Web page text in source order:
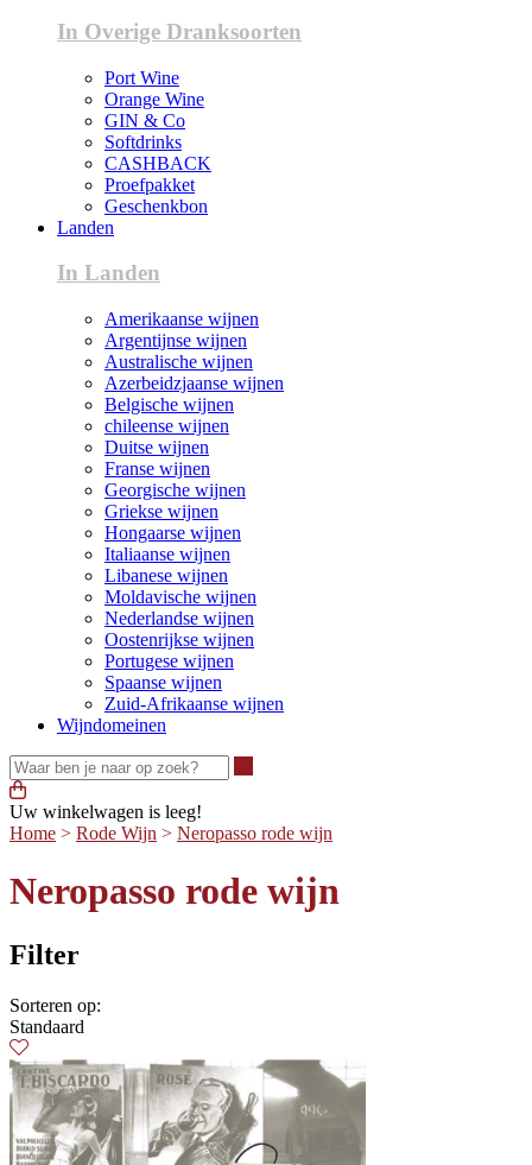
In Overige Dranksoorten
Port Wine
Orange Wine
GIN & Co
Softdrinks
CASHBACK
Proefpakket
Geschenkbon
Landen
In Landen
Amerikaanse wijnen
Argentijnse wijnen
Australische wijnen
Azerbeidzjaanse wijnen
Belgische wijnen
chileense wijnen
Duitse wijnen
Franse wijnen
Georgische wijnen
Griekse wijnen
Hongaarse wijnen
Italiaanse wijnen
Libanese wijnen
Moldavische wijnen
Nederlandse wijnen
Oostenrijkse wijnen
Portugese wijnen
Spaanse wijnen
Zuid-Afrikaanse wijnen
Wijndomeinen
Uw winkelwagen is leeg!
Home > Rode Wijn > Neropasso rode wijn
Neropasso rode wijn
Filter
Sorteren op:
Standaard